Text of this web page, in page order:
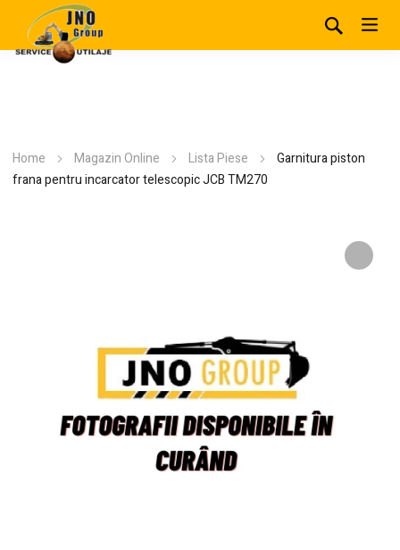
Home Magazin Online Lista Piese
Garnitura piston
frana pentru incarcator telescopic JCB TM270